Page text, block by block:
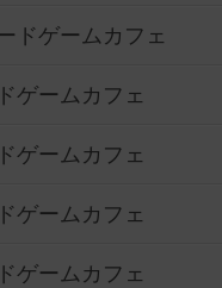
ドゲームカフェ
ゲームカフェ
ゲームカフェ
ゲームカフェ
ゲームカフェ